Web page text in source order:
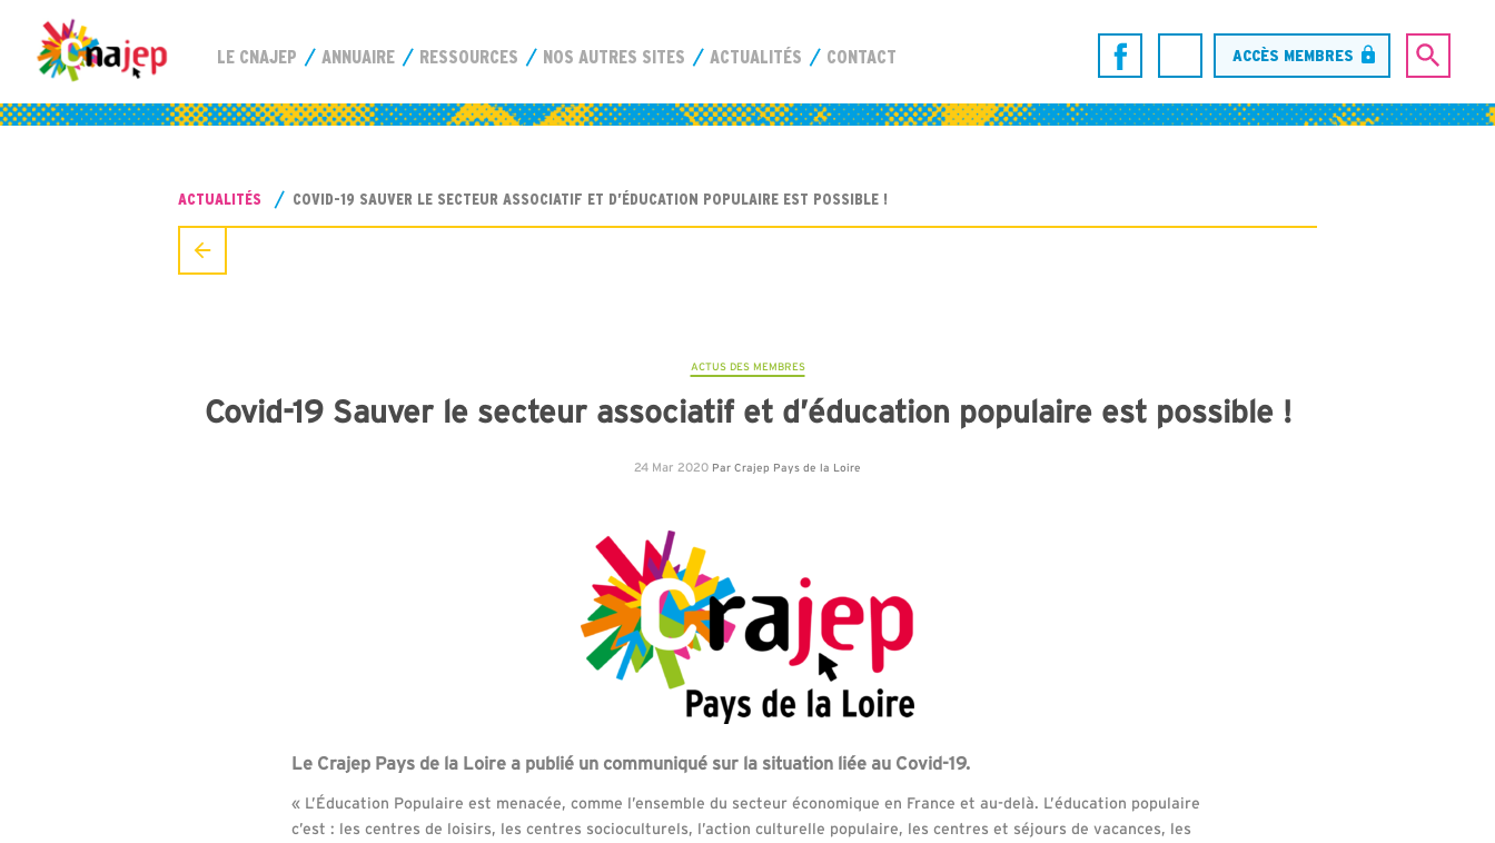
LE CNAJEP ANNUAIRE RESSOURCES NOS AUTRES SITES ACTUALITÉS CONTACT ACCÈS MEMBRES
ACTUALITÉS COVID-19 SAUVER LE SECTEUR ASSOCIATIF ET D’ÉDUCATION POPULAIRE EST POSSIBLE !
ACTUS DES MEMBRES
Covid-19 Sauver le secteur associatif et d’éducation populaire est possible !
24 Mar 2020 Par Crajep Pays de la Loire
Le Crajep Pays de la Loire a publié un communiqué sur la situation liée au Covid-19.
« L’Éducation Populaire est menacée, comme l’ensemble du secteur économique en France et au-delà. L’éducation populaire
c’est : les centres de loisirs, les centres socioculturels, l’action culturelle populaire, les centres et séjours de vacances, les